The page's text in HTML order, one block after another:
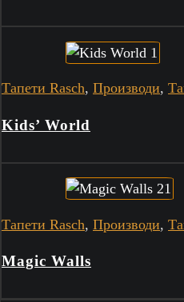
Тапети Rasch, Производи,
Kids’ World
Тапети Rasch, Производи,
Magic Walls